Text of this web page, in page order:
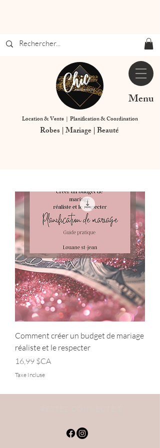
Menu
Location & Vente | Planification & Coordination
Robes | Mariage | Beauté
Comment créer un budget de mariage
réaliste et le respecter
Prix
16,99 $CA
Taxe Incluse